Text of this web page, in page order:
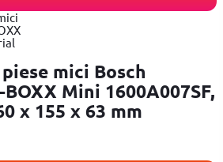
mici Bosch
Mini 1600A007SF,
x 155 x 63 mm